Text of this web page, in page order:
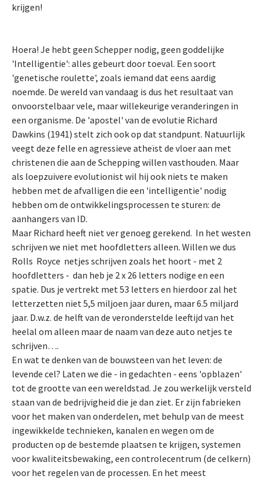
krijgen!
Hoera! Je hebt geen Schepper nodig, geen goddelijke
'Intelligentie': alles gebeurt door toeval. Een soort
'genetische roulette', zoals iemand dat eens aardig
noemde. De wereld van vandaag is dus het resultaat van
onvoorstelbaar vele, maar willekeurige veranderingen in
een organisme. De 'apostel' van de evolutie Richard
Dawkins (1941) stelt zich ook op dat standpunt. Natuurlijk
veegt deze felle en agressieve atheïst de vloer aan met
christenen die aan de Schepping willen vasthouden. Maar
als loepzuivere evolutionist wil hij ook niets te maken
hebben met de afvalligen die een 'intelligentie' nodig
hebben om de ontwikkelingsprocessen te sturen: de
aanhangers van ID.
Maar Richard heeft niet ver genoeg gerekend. In het westen
schrijven we niet met hoofdletters alleen. Willen we dus
Rolls Royce netjes schrijven zoals het hoort - met 2
hoofdletters - dan heb je 2 x 26 letters nodige en een
spatie. Dus je vertrekt met 53 letters en hierdoor zal het
letterzetten niet 5,5 miljoen jaar duren, maar 6.5 miljard
jaar. D.w.z. de helft van de veronderstelde leeftijd van het
heelal om alleen maar de naam van deze auto netjes te
schrijven….
En wat te denken van de bouwsteen van het leven: de
levende cel? Laten we die - in gedachten - eens 'opblazen'
tot de grootte van een wereldstad. Je zou werkelijk versteld
staan van de bedrijvigheid die je dan ziet. Er zijn fabrieken
voor het maken van onderdelen, met behulp van de meest
ingewikkelde technieken, kanalen en wegen om de
producten op de bestemde plaatsen te krijgen, systemen
voor kwaliteitsbewaking, een controlecentrum (de celkern)
voor het regelen van de processen. En het meest